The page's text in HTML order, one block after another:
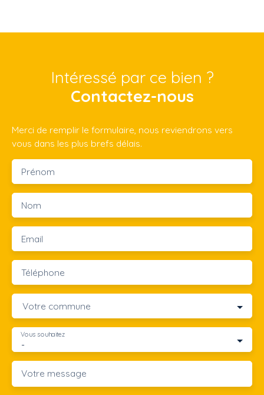
Intéressé par ce bien ?
Contactez-nous
Merci de remplir le formulaire, nous reviendrons vers
vous dans les plus brefs délais.
Prénom
Nom
Email
Téléphone
Votre commune
-
Vous souhaitez
Votre message